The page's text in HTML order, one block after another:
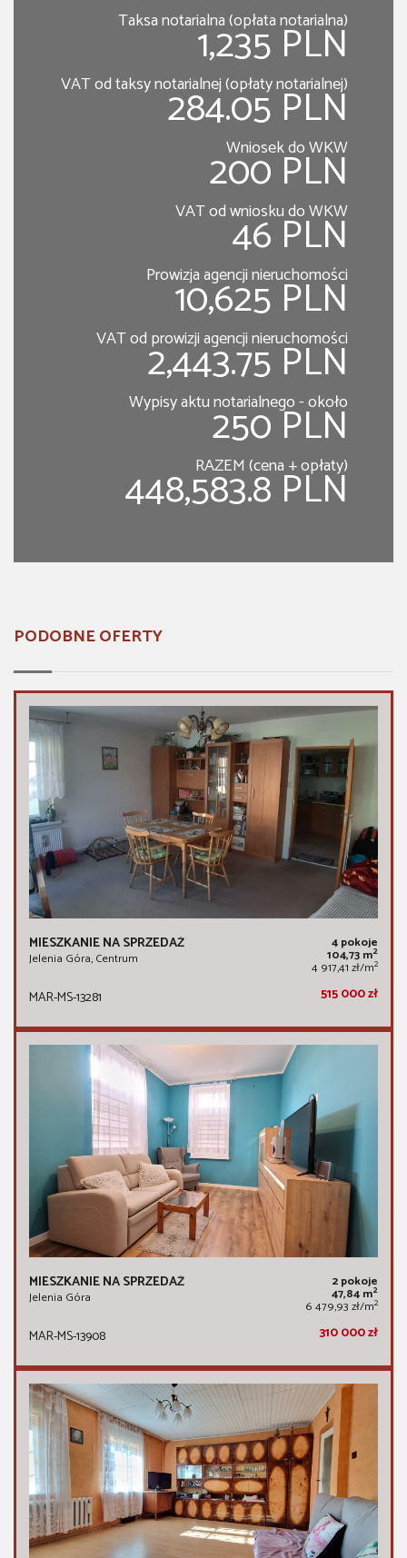
Taksa notarialna (opłata notarialna)
1,235 PLN
VAT od taksy notarialnej (opłaty notarialnej)
284.05 PLN
Wniosek do WKW
200 PLN
VAT od wniosku do WKW
46 PLN
Prowizja agencji nieruchomości
10,625 PLN
VAT od prowizji agencji nieruchomości
2,443.75 PLN
Wypisy aktu notarialnego - około
250 PLN
RAZEM (cena + opłaty)
448,583.8 PLN
PODOBNE OFERTY
MIESZKANIE NA SPRZEDAŻ
Jelenia Góra, Centrum
4 pokoje
104,73 m2
4 917,41 zł/m2
MAR-MS-13281 515 000 zł
MIESZKANIE NA SPRZEDAŻ
Jelenia Góra
2 pokoje
47,84 m2
6 479,93 zł/m2
MAR-MS-13908 310 000 zł